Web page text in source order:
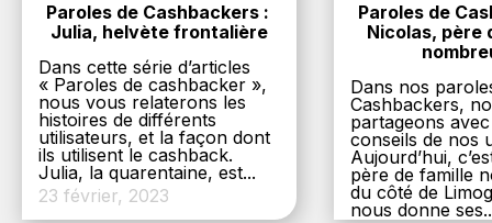
Paroles de Cashbackers :
Julia, helvète frontalière
Dans cette série d’articles
« Paroles de cashbacker »,
nous vous relaterons les
histoires de différents
utilisateurs, et la façon dont
ils utilisent le cashback.
Julia, la quarentaine, est...
23 février, 2023
Paroles de
Nicolas, père
Dans nos
Cashbackers,
partageons
conseils de nos
Aujourd’hui,
père de famille
du côté de
nous donne